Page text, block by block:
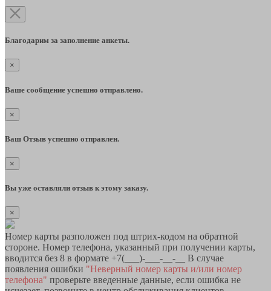
Благодарим за заполнение анкеты.
×
Ваше сообщение успешно отправлено.
×
Ваш Отзыв успешно отправлен.
×
Вы уже оставляли отзыв к этому заказу.
×
Номер карты разположен под штрих-кодом на обратной
стороне. Номер телефона, указанный при получении карты,
вводится без 8 в формате +7(___)-___-__-__ В случае
появления ошибки "Неверный номер карты и/или номер
телефона" проверьте введенные данные, если ошибка не